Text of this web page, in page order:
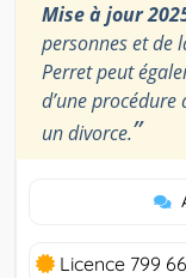
Mise à jour
personnes et de
Perret peut
d’une
un divorce.”
Licence 799